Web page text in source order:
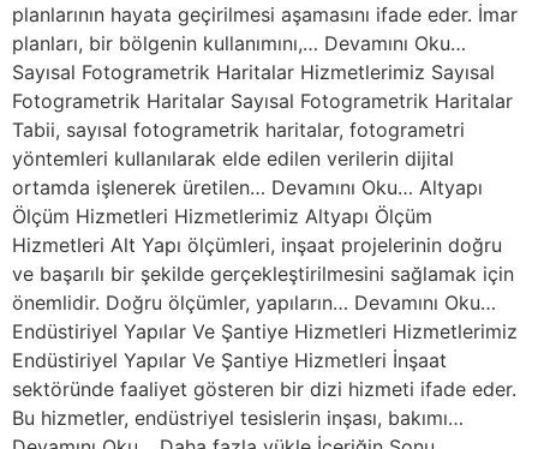
planlarının hayata geçirilmesi aşamasını ifade eder. İmar
planları, bir bölgenin kullanımını,… Devamını Oku…
Sayısal Fotogrametrik Haritalar Hizmetlerimiz Sayısal
Fotogrametrik Haritalar Sayısal Fotogrametrik Haritalar
Tabii, sayısal fotogrametrik haritalar, fotogrametri
yöntemleri kullanılarak elde edilen verilerin dijital
ortamda işlenerek üretilen… Devamını Oku… Altyapı
Ölçüm Hizmetleri Hizmetlerimiz Altyapı Ölçüm
Hizmetleri Alt Yapı ölçümleri, inşaat projelerinin doğru
ve başarılı bir şekilde gerçekleştirilmesini sağlamak için
önemlidir. Doğru ölçümler, yapıların… Devamını Oku…
Endüstiriyel Yapılar Ve Şantiye Hizmetleri Hizmetlerimiz
Endüstiriyel Yapılar Ve Şantiye Hizmetleri İnşaat
sektöründe faaliyet gösteren bir dizi hizmeti ifade eder.
Bu hizmetler, endüstriyel tesislerin inşası, bakımı…